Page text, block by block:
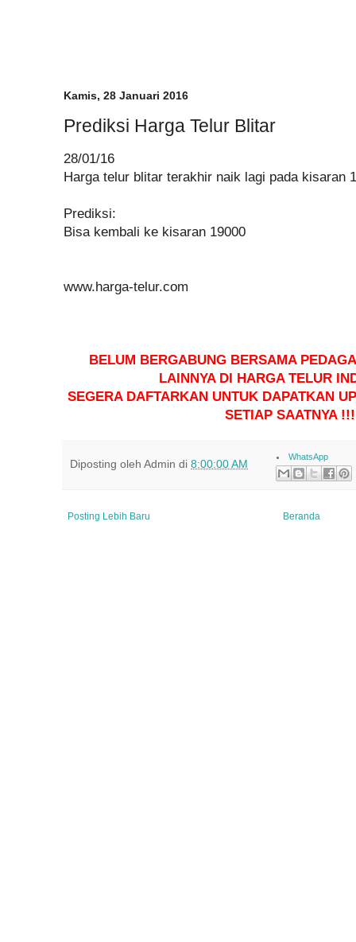
Kamis, 28 Januari 2016
Prediksi Harga Telur Blitar
28/01/16
Harga telur blitar terakhir naik lagi pada kisaran
Prediksi:
Bisa kembali ke kisaran 19000
www.harga-telur.com
BELUM BERGABUNG BERSAMA
LAINNYA DI HARGA TELUR
SEGERA DAFTARKAN UNTUK DAPATKAN
SETIAP SAATNYA !!!
Diposting oleh Admin di 8:00:00 AM
WhatsApp
Posting Lebih Baru Beranda